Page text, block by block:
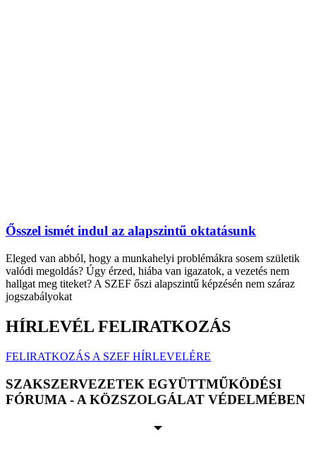
Ősszel ismét indul az alapszintű oktatásunk
Eleged van abból, hogy a munkahelyi problémákra sosem születik
valódi megoldás? Úgy érzed, hiába van igazatok, a vezetés nem
hallgat meg titeket? A SZEF őszi alapszintű képzésén nem száraz
jogszabályokat
HÍRLEVÉL FELIRATKOZÁS
FELIRATKOZÁS A SZEF HÍRLEVELÉRE
SZAKSZERVEZETEK EGYÜTTMŰKÖDÉSI
FÓRUMA - A KÖZSZOLGÁLAT VÉDELMÉBEN